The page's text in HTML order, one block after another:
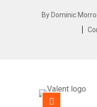
By Dominic